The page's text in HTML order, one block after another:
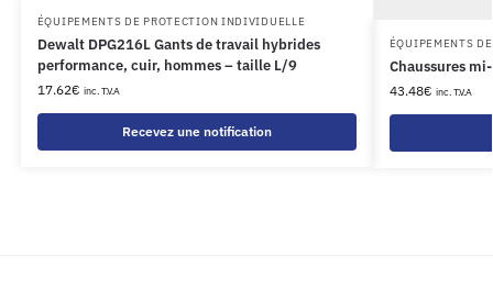
ÉQUIPEMENTS DE PROTECTION INDIVIDUELLE
Dewalt DPG216L Gants de travail hybrides
performance, cuir, hommes – taille L/9
17.62€ inc. T.V.A
Recevez une notification
ÉQUIPEMENTS
Chaussures
43.48€ inc. T.V.A